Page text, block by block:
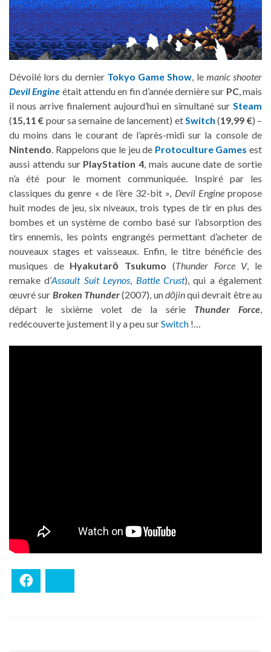
Dévoilé lors du dernier Tokyo Game Show, le manic shooter
Devil Engine était attendu en fin d’année dernière sur PC, mais
il nous arrive finalement aujourd’hui en simultané sur Steam
(15,11 € pour sa semaine de lancement) etSwitch (19,99 €) –
du moins dans le courant de l’après-midi sur la console de
Nintendo. Rappelons que le jeu de Protoculture Games est
aussi attendu sur PlayStation 4, mais aucune date de sortie
n’a été pour le moment communiquée. Inspiré par les
classiques du genre « de l’ère 32-bit », Devil Enginepropose
huit modes de jeu, six niveaux, trois types de tir en plus des
bombes et un système de combo basé sur l’absorption des
tirs ennemis, les points engrangés permettant d’acheter de
nouveaux stages et vaisseaux. Enfin, le titre bénéficie des
musiques de Hyakutarō Tsukumo (Thunder Force V, le
remake d’Assault Suit Leynos, Battle Crust), qui a également
œuvré sur Broken Thunder(2007), undōjinqui devrait être au
départ le sixième volet de la série Thunder Force,
redécouverte justement il y a peu surSwitch !…